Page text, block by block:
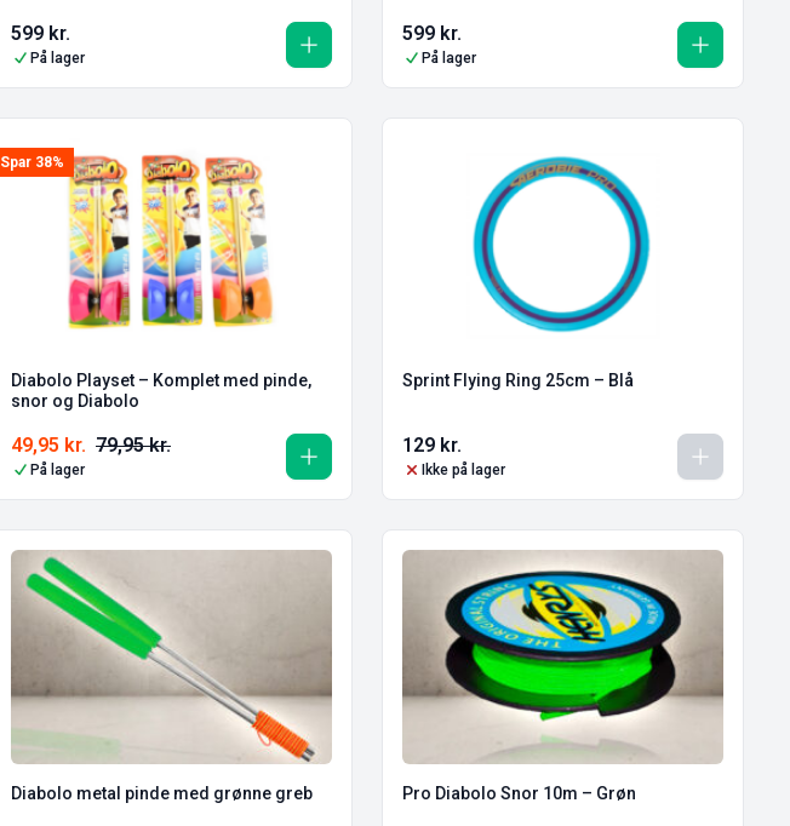
599 kr.
På lager
599 kr.
På lager
Spar 38%
Diabolo Playset – Komplet med pinde,
snor og Diabolo
79,95kr.
49,95 kr.
På lager
Sprint Flying Ring 25cm – Blå
129 kr.
Ikke på lager
Diabolo metal pinde med grønne greb Pro Diabolo Snor 10m – Grøn